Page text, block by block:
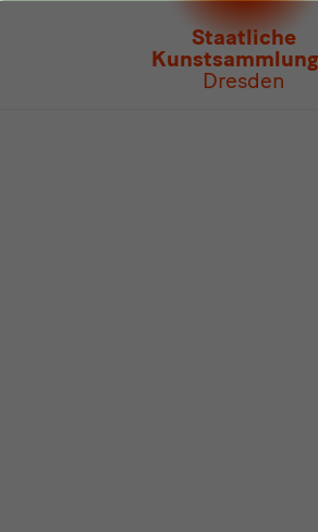
Staatliche
Dresden